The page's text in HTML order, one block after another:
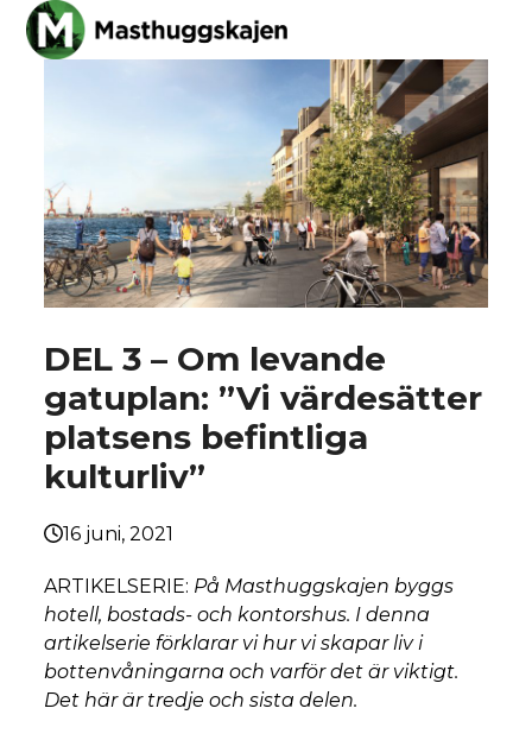
SkipOpen
mobile
Close
mobile
DEL 3 – Om levande
gatuplan: ”Vi värdesätter
platsens befintliga
kulturliv”
16 juni, 2021
ARTIKELSERIE: På Masthuggskajen byggs
hotell, bostads- och kontorshus. I denna
artikelserie förklarar vi hur vi skapar liv i
bottenvåningarna och varför det är viktigt.
Det här är tredje och sista delen.